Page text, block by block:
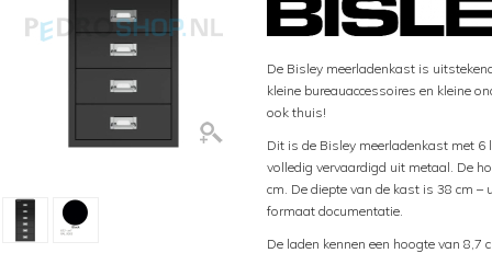
De Bisley meerladenkast is
kleine bureauaccessoires en kleine
ook thuis!
Dit is de Bisley meerladenkast met
volledig vervaardigd uit metaal. De
cm. De diepte van de kast is 38 cm
formaat documentatie.
De laden kennen een hoogte van